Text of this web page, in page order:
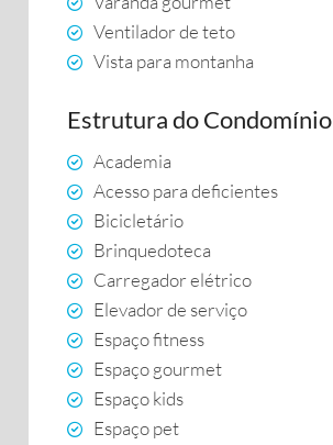
Ventilador de teto
Vista para montanha
Estrutura do Condomínio
Academia
Acesso para deficientes
Bicicletário
Brinquedoteca
Carregador elétrico
Elevador de serviço
Espaço fitness
Espaço gourmet
Espaço kids
Espaço pet